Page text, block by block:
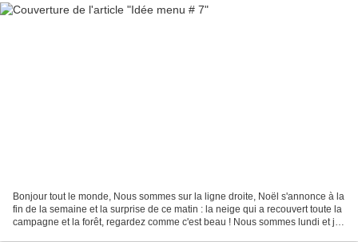
Bonjour tout le monde, Nous sommes sur la ligne droite, Noël s'annonce à la
fin de la semaine et la surprise de ce matin : la neige qui a recouvert toute la
campagne et la forêt, regardez comme c'est beau ! Nous sommes lundi et je